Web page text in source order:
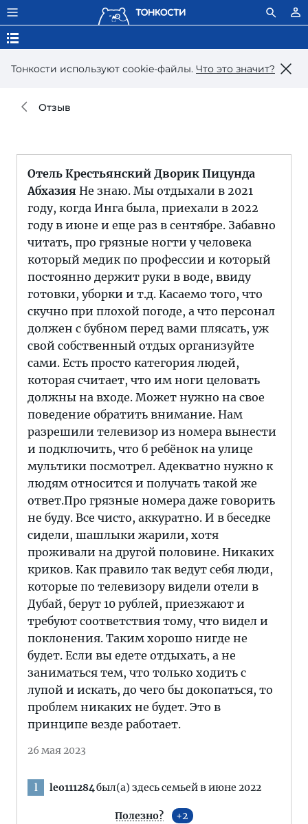
Тонкости используют сookie-файлы. Что это значит?
Отзыв
Отель Крестьянский Дворик Пицунда
Абхазия Не знаю. Мы отдыхали в 2021
году, когда Инга была, приехали в 2022
году в июне и еще раз в сентябре. Забавно
читать, про грязные ногти у человека
который медик по профессии и который
постоянно держит руки в воде, ввиду
готовки, уборки и т.д. Касаемо того, что
скучно при плохой погоде, а что персонал
должен с бубном перед вами плясать, уж
свой собственный отдых организуйте
сами. Есть просто категория людей,
которая считает, что им ноги целовать
должны на входе. Может нужно на свое
поведение обратить внимание. Нам
разрешили телевизор из номера вынести
и подключить, что б ребёнок на улице
мультики посмотрел. Адекватно нужно к
людям относится и получать такой же
ответ.Про грязные номера даже говорить
не буду. Все чисто, аккуратно. И в беседке
сидели, шашлыки жарили, хотя
проживали на другой половине. Никаких
криков. Как правило так ведут себя люди,
которые по телевизору видели отели в
Дубай, берут 10 рублей, приезжают и
требуют соответствия тому, что видел и
поклонения. Таким хорошо нигде не
будет. Если вы едете отдыхать, а не
заниматься тем, что только ходить с
лупой и искать, до чего бы докопаться, то
проблем никаких не будет. Это в
принципе везде работает.
26 мая 2023
l leo111284был(а) здесь семьей в июне 2022
Полезно? 2